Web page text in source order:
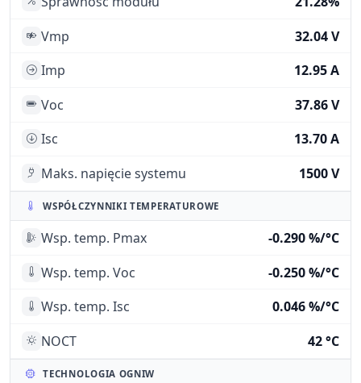
Vmp
32.04 V
Imp
12.95 A
Voc
37.86 V
Isc
13.70 A
Maks. napięcie systemu
1500 V
WSPÓŁCZYNNIKI TEMPERATUROWE
Wsp. temp. Pmax
-0.290 %/°C
Wsp. temp. Voc
-0.250 %/°C
Wsp. temp. Isc
0.046 %/°C
NOCT
42 °C
TECHNOLOGIA OGNIW